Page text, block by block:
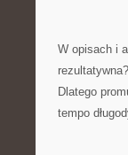
W opisach i
Dlatego
tempo